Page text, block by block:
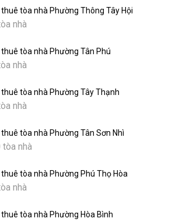
thuê tòa nhà Phường Thông Tây Hội
nhà
thuê tòa nhà Phường Tân Phú
nhà
thuê tòa nhà Phường Tây Thạnh
nhà
thuê tòa nhà Phường Tân Sơn Nhì
tòa nhà
thuê tòa nhà Phường Phú Thọ Hòa
nhà
thuê tòa nhà Phường Hòa Bình